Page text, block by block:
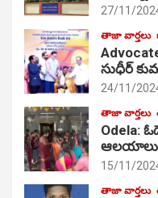
27/11/
తాజా వార్తలు
సుధీర్
24/11/
తాజా వార్తలు
Odela:
ఆల‌యాలు
15/11/
తాజా వార్తలు